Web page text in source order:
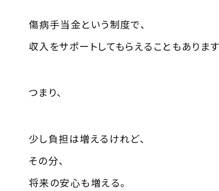
傷病手当金という制度で、
収入をサポートしてもらえることもあります
つまり、
少し負担は増えるけれど、
その分、
将来の安心も増える。